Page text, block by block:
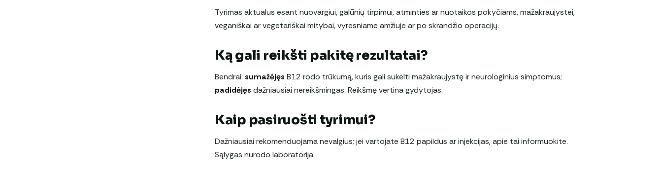
Tyrimas aktualus esant nuovargiui, galūnių tirpimui, atminties ar nuotaikos pokyčiams, mažakraujystei,
veganiškai ar vegetariškai mitybai, vyresniame amžiuje ar po skrandžio operacijų.
Ką gali reikšti pakitę rezultatai?
Bendrai: sumažėjęs B12 rodo trūkumą, kuris gali sukelti mažakraujystę ir neurologinius simptomus;
padidėjęs dažniausiai nereikšmingas. Reikšmę vertina gydytojas.
Kaip pasiruošti tyrimui?
Dažniausiai rekomenduojama nevalgius; jei vartojate B12 papildus ar injekcijas, apie tai informuokite.
Sąlygas nurodo laboratorija.